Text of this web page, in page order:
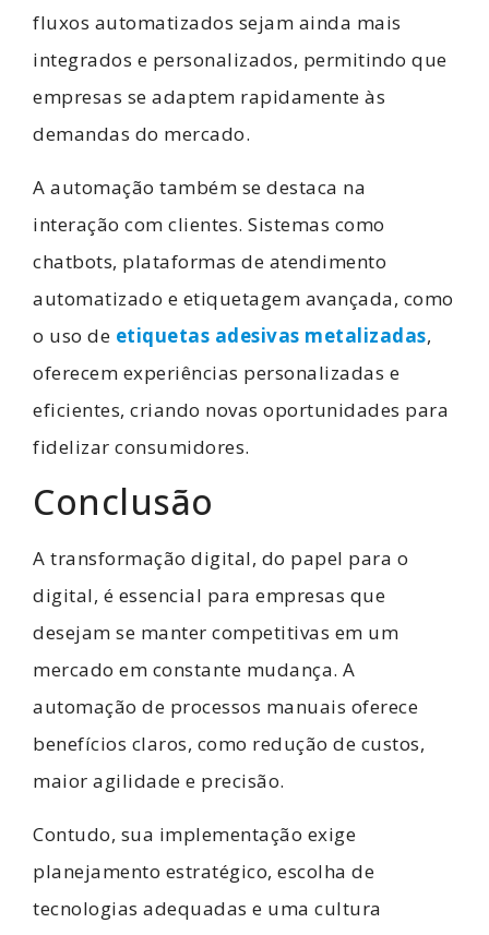
fluxos automatizados sejam ainda mais
integrados e personalizados, permitindo que
empresas se adaptem rapidamente às
demandas do mercado.
A automação também se destaca na
interação com clientes. Sistemas como
chatbots, plataformas de atendimento
automatizado e etiquetagem avançada, como
o uso de etiquetas adesivas metalizadas,
oferecem experiências personalizadas e
eficientes, criando novas oportunidades para
fidelizar consumidores.
Conclusão
A transformação digital, do papel para o
digital, é essencial para empresas que
desejam se manter competitivas em um
mercado em constante mudança. A
automação de processos manuais oferece
benefícios claros, como redução de custos,
maior agilidade e precisão.
Contudo, sua implementação exige
planejamento estratégico, escolha de
tecnologias adequadas e uma cultura